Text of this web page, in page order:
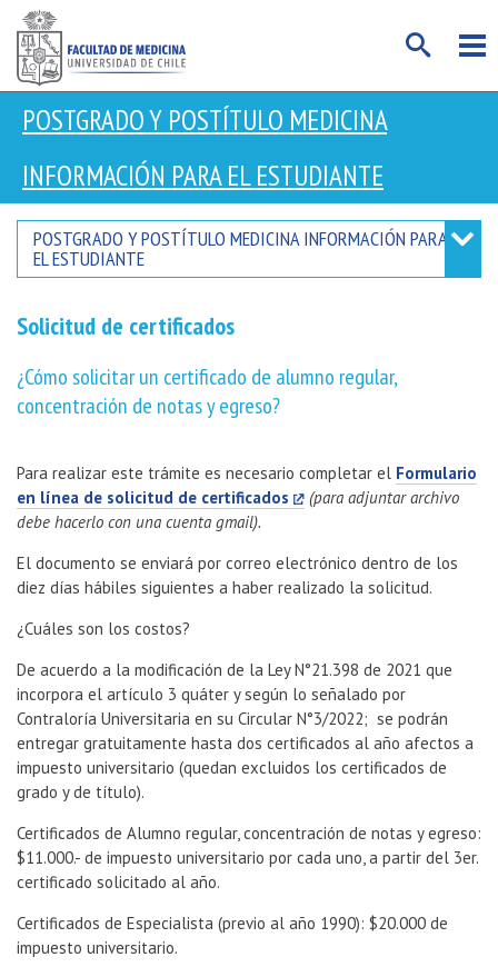
POSTGRADO Y POSTÍTULO MEDICINA
INFORMACIÓN PARA EL ESTUDIANTE
POSTGRADO Y POSTÍTULO MEDICINA INFORMACIÓN PARA
EL ESTUDIANTE
Solicitud de certificados
¿Cómo solicitar un certificado de alumno regular,
concentración de notas y egreso?
Para realizar este trámite es necesario completar el Formulario
en línea de solicitud de certificados
(para adjuntar archivo
debe hacerlo con una cuenta gmail).
El documento se enviará por correo electrónico dentro de los
diez días hábiles siguientes a haber realizado la solicitud.
¿Cuáles son los costos?
De acuerdo a la modificación de la Ley N°21.398 de 2021 que
incorpora el artículo 3 quáter y según lo señalado por
Contraloría Universitaria en su Circular N°3/2022; se podrán
entregar gratuitamente hasta dos certificados al año afectos a
impuesto universitario (quedan excluidos los certificados de
grado y de título).
Certificados de Alumno regular, concentración de notas y egreso:
$11.000.- de impuesto universitario por cada uno, a partir del 3er.
certificado solicitado al año.
Certificados de Especialista (previo al año 1990): $20.000 de
impuesto universitario.